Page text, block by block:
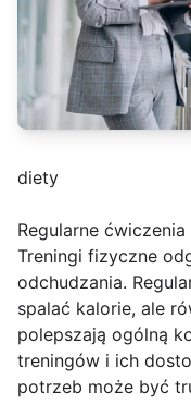
diety
Regularne
Treningi fizyczne
odchudzania.
spalać kalorie, ale
polepszają ogólną
treningów i ich
potrzeb może być